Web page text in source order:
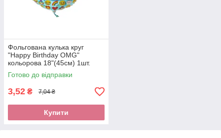
Фольгована кулька круг
"Happy Birthday OMG"
кольорова 18"(45см) 1шт.
Готово до відправки
3,52 ₴ 7,04 ₴
Купити